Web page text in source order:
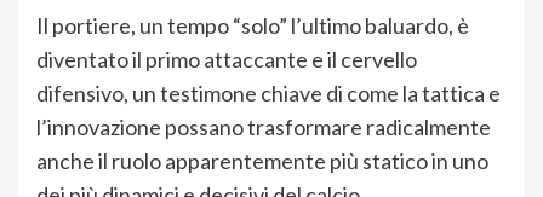
Il portiere, un tempo “solo” l’ultimo baluardo, è
diventato il primo attaccante e il cervello
difensivo, un testimone chiave di come la tattica e
l’innovazione possano trasformare radicalmente
anche il ruolo apparentemente più statico in uno